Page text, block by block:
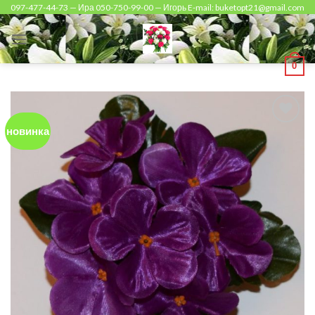
Skip
to
content
097-477-44-73 — Ира 050-750-99-00 — Игорь E-mail: buketopt21@gmail.com
0
новинка